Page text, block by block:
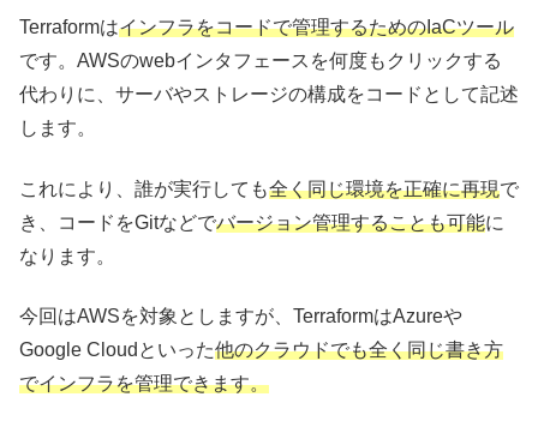
Terraformはインフラをコードで管理するためのIaCツール
です。AWSのwebインタフェースを何度もクリックする
代わりに、サーバやストレージの構成をコードとして記述
します。
これにより、誰が実行しても全く同じ環境を正確に再現で
き、コードをGitなどでバージョン管理することも可能に
なります。
今回はAWSを対象としますが、TerraformはAzureや
Google Cloudといった他のクラウドでも全く同じ書き方
でインフラを管理できます。